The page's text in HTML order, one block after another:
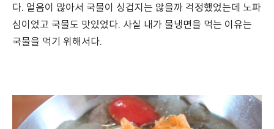
다. 얼음이 많아서 국물이 싱겁지는 않을까 걱정했었는데 노파
심이었고 국물도 맛있었다. 사실 내가 물냉면을 먹는 이유는
국물을 먹기 위해서다.